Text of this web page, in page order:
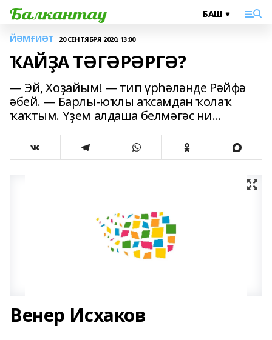
ЙӘМҒИӘТ 20 СЕНТЯБРЯ 2020, 13:00
ҠАЙҘА ТӘГӘРӘРГӘ?
— Эй, Хоҙайым! — тип үрһәләнде Рәйфә
әбей. — Барлы-юҡлы аҡсамдан ҡолаҡ
ҡаҡтым. Үҙем алдаша белмәгәс ни...
Венер Исхаков